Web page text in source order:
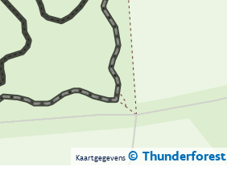
Kaartgegevens © Thunderforest